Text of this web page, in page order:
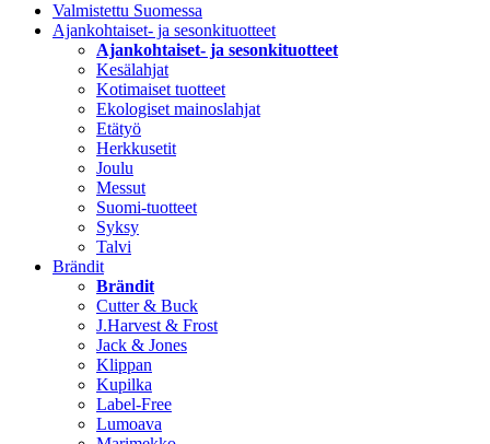
Valmistettu Suomessa
Ajankohtaiset- ja sesonkituotteet
Ajankohtaiset- ja sesonkituotteet
Kesälahjat
Kotimaiset tuotteet
Ekologiset mainoslahjat
Etätyö
Herkkusetit
Joulu
Messut
Suomi-tuotteet
Syksy
Talvi
Brändit
Brändit
Cutter & Buck
J.Harvest & Frost
Jack & Jones
Klippan
Kupilka
Label-Free
Lumoava